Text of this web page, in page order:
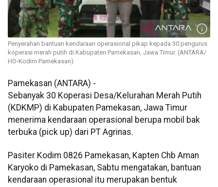
Penyerahan bantuan kendaraan operasional pikap kepada 30 pengurus
koperasi merah putih di Kabupaten Pamekasan, Jawa Timur. (ANTARA/
HO-Kodim Pamekasan)
Pamekasan (ANTARA) -
Sebanyak 30 Koperasi Desa/Kelurahan Merah Putih
(KDKMP) di Kabupaten Pamekasan, Jawa Timur
menerima kendaraan operasional berupa mobil bak
terbuka (pick up) dari PT Agrinas.
Pasiter Kodim 0826 Pamekasan, Kapten Chb Aman
Karyoko di Pamekasan, Sabtu mengatakan, bantuan
kendaraan operasional itu merupakan bentuk